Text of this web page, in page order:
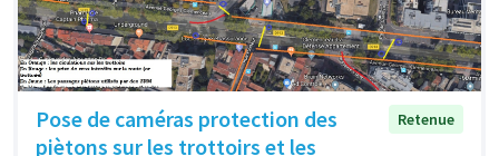
Pose de caméras protection des
piètons sur les trottoirs et les
Retenue